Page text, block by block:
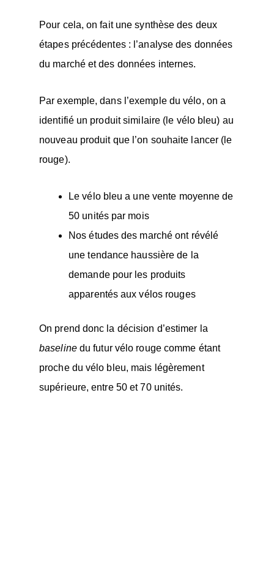
Pour cela, on fait une synthèse des deux
étapes précédentes : l’analyse des données
du marché et des données internes.
Par exemple, dans l’exemple du vélo, on a
identifié un produit similaire (le vélo bleu) au
nouveau produit que l’on souhaite lancer (le
rouge).
Le vélo bleu a une vente moyenne de
50 unités par mois
Nos études des marché ont révélé
une tendance haussière de la
demande pour les produits
apparentés aux vélos rouges
On prend donc la décision d’estimer la
baseline du futur vélo rouge comme étant
proche du vélo bleu, mais légèrement
supérieure, entre 50 et 70 unités.